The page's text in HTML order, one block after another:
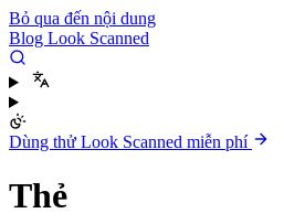
Bỏ qua đến nội dung
Blog Look Scanned
Dùng thử Look Scanned miễn phí
Thẻ